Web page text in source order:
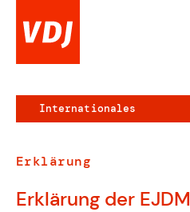
Internationales
Erklärung
Erklärung der EJDM